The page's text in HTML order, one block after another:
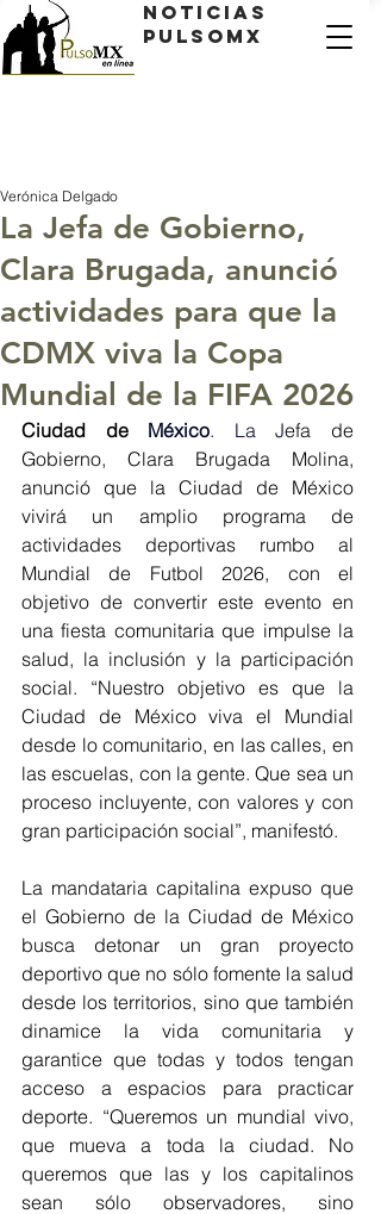
Noticias
PulsoMX
La Jefa de Gobierno,
Clara Brugada, anunció
actividades para que la
CDMX viva la Copa
Mundial de la FIFA 2026
Verónica Delgado
Ciudad de México. La Jefa de
Gobierno, Clara Brugada Molina,
anunció que la Ciudad de México
vivirá un amplio programa de
actividades deportivas rumbo al
Mundial de Futbol 2026, con el
objetivo de convertir este evento en
una fiesta comunitaria que impulse la
salud, la inclusión y la participación
social. “Nuestro objetivo es que la
Ciudad de México viva el Mundial
desde lo comunitario, en las calles, en
las escuelas, con la gente. Que sea un
proceso incluyente, con valores y con
gran participación social”, manifestó.
La mandataria capitalina expuso que
el Gobierno de la Ciudad de México
busca detonar un gran proyecto
deportivo que no sólo fomente la salud
desde los territorios, sino que también
dinamice la vida comunitaria y
garantice que todas y todos tengan
acceso a espacios para practicar
deporte. “Queremos un mundial vivo,
que mueva a toda la ciudad. No
queremos que las y los capitalinos
sean sólo observadores, sino